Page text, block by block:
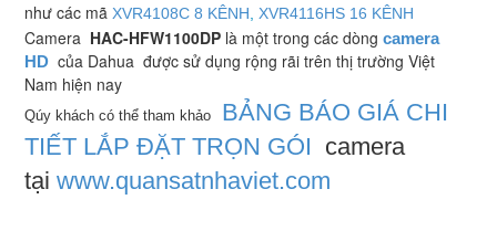
như các mãXVR4108C 8 KÊNH XVR4116HS 16 KÊNH
Camera HAC-HFW1100DP là một trong các dòngcamera
HD của Dahua được sử dụng rộng rãi trên thị trường Việt
Nam hiện nay
Qúy khách có thể tham khảo
BẢNG BÁO GIÁ CHI
TIẾT LẮP ĐẶT TRỌN GÓI camera
tạiwww.quansatnhaviet.com